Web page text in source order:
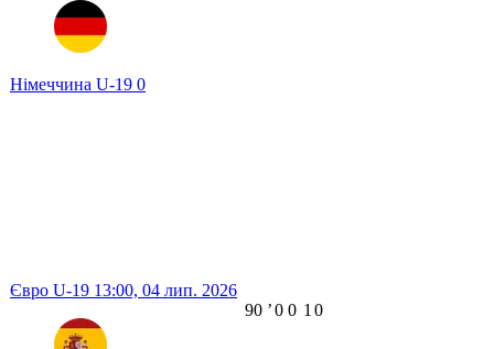
Німеччина U-19 0
Євро U-19 13:00, 04 лип. 2026
90 ʼ0 0 1 0